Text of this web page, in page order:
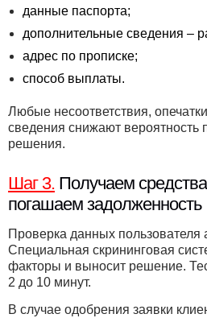
данные паспорта;
дополнительные сведения –
адрес по прописке;
способ выплаты.
Любые несоответствия,
сведения снижают вероятность
решения.
Шаг 3. Получаем
погашаем задолженность
Проверка данных пользователя
Специальная скрининговая
факторы и выносит решение.
2 до 10 минут.
В случае одобрения заявки